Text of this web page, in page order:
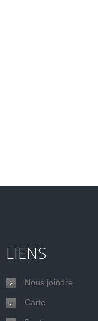
LIENS
Nous joindre
Carte